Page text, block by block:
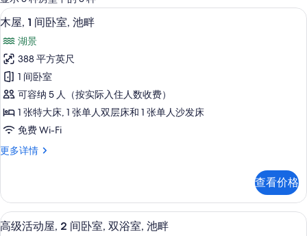
客
房
筛
选
条
件
显
木
屋,
间
卧
室,
池
的
所
有
9
木屋, 1 间卧室, 池畔
湖景
388 平方英尺
1 间卧室
可容纳 5 人（按实际入住人数收费）
1 张特大床, 1 张单人双层床和 1 张单人沙发床
免费 Wi-Fi
更多详情
木
卧
室,
池
查看价格
显
高级活动屋, 2 间卧室, 双浴室, 池畔 | 外
9
高级活动屋, 2 间卧室, 双浴室, 池畔